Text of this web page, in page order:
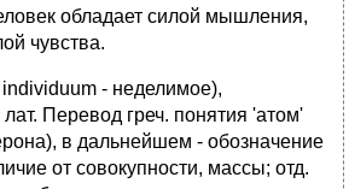
обладает силой мышления,
чувства.
individuum - неделимое),
Перевод греч. понятия 'атом'
в дальнейшем - обозначение
от совокупности, массы; отд.